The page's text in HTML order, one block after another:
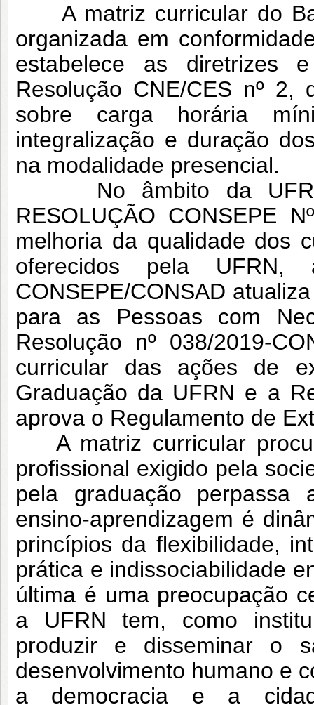
A matriz curricular do
organizada em
estabelece as diretrizes
Resolução CNE/CES nº
sobre carga horária
integralização e duração
na modalidade presencial.
No âmbito da UFRN,
RESOLUÇÃO CONSEPE
melhoria da qualidade dos
oferecidos pela UFRN,
CONSEPE/CONSAD
para as Pessoas com
Resolução nº 038/2019-
curricular das ações de
Graduação da UFRN e a
aprova o Regulamento de
A matriz curricular
profissional exigido pela
pela graduação
ensino-aprendizagem é
princípios da flexibilidade,
prática e indissociabilidade
última é uma preocupação
a UFRN tem, como
produzir e disseminar o
desenvolvimento humano e
a democracia e a